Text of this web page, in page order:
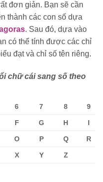
đơn giản. Bạn sẽ cần
thành các con số dựa
. Sau đó, dựa vào
có thể tính được các chỉ
đạt và chỉ số tên riêng.
chữ cái sang số theo
6 7 8 9
F G H I
O P Q R
X Y Z